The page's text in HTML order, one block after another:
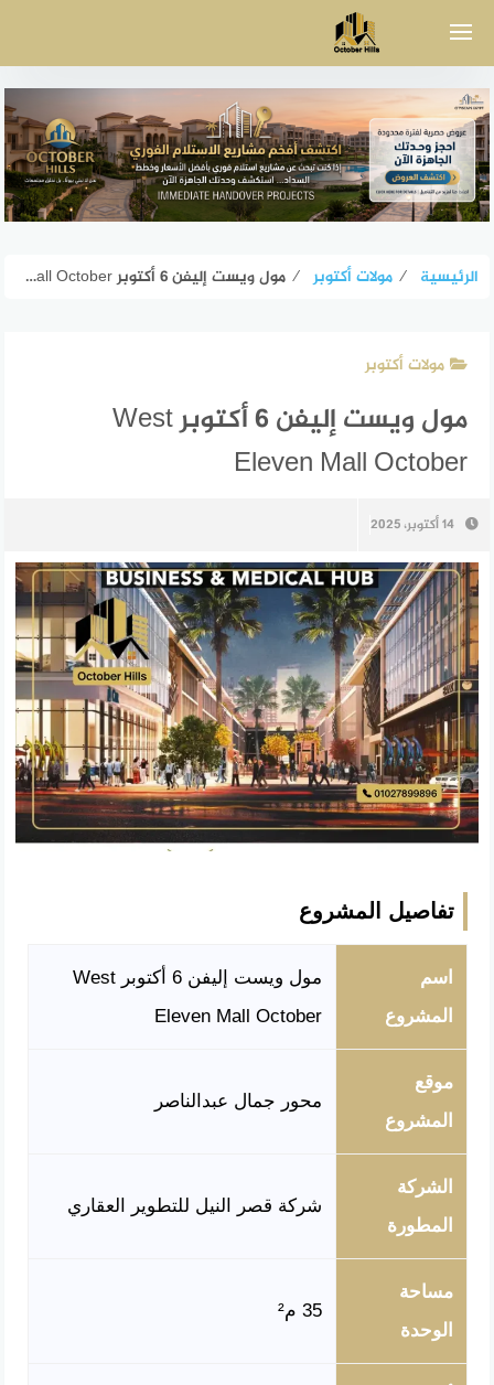
الرئيسية ⁄ مولات أكتوبر ⁄ مول ويست إليفن 6 أكتوبر West Eleven Mall October
مولات أكتوبر
مول ويست إليفن 6 أكتوبر West
Eleven Mall October
14 أكتوبر، 2025
تفاصيل المشروع
اسم
المشروع
مول ويست إليفن 6 أكتوبر West
Eleven Mall October
موقع
المشروع
محور جمال عبدالناصر
الشركة
المطورة
شركة قصر النيل للتطوير العقاري
مساحة
الوحدة
35 م²